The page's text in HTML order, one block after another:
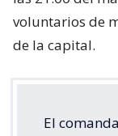
voluntarios de
de la capital.
El